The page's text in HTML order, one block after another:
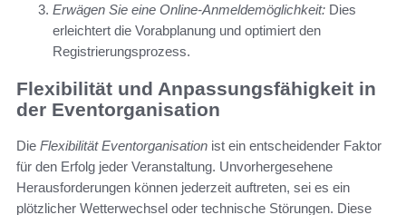
Erwägen Sie eine Online-Anmeldemöglichkeit: Dies
erleichtert die Vorabplanung und optimiert den
Registrierungsprozess.
Flexibilität und Anpassungsfähigkeit in
der Eventorganisation
Die Flexibilität Eventorganisation ist ein entscheidender Faktor
für den Erfolg jeder Veranstaltung. Unvorhergesehene
Herausforderungen können jederzeit auftreten, sei es ein
plötzlicher Wetterwechsel oder technische Störungen. Diese